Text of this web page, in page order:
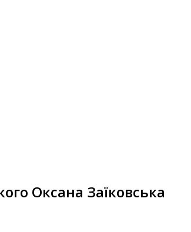
Оксана Заїковська